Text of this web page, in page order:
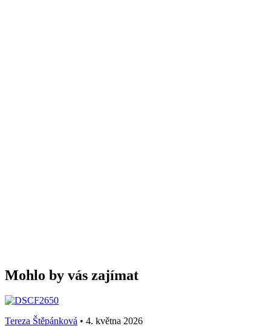
Mohlo by vás zajímat
Tereza Štěpánková • 4. května 2026